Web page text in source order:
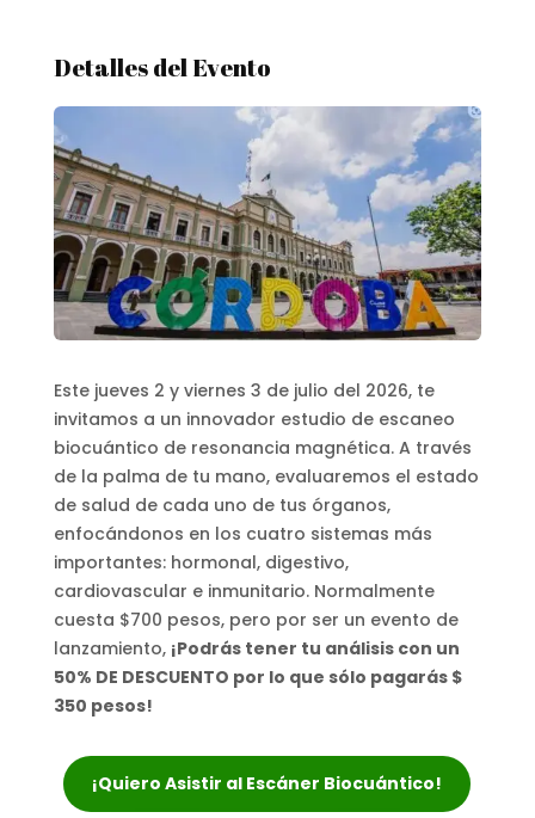
Detalles del Evento
Este jueves 2 y viernes 3 de julio del 2026, te
invitamos a un innovador estudio de escaneo
biocuántico de resonancia magnética. A través
de la palma de tu mano, evaluaremos el estado
de salud de cada uno de tus órganos,
enfocándonos en los cuatro sistemas más
importantes: hormonal, digestivo,
cardiovascular e inmunitario. Normalmente
cuesta $700 pesos, pero por ser un evento de
lanzamiento, ¡Podrás tener tu análisis con un
50% DE DESCUENTO por lo que sólo pagarás $
350 pesos!
¡Quiero Asistir al Escáner Biocuántico!